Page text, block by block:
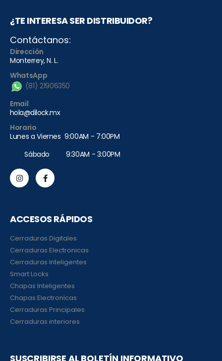
¿TE INTERESA SER DISTRIBUIDOR?
Contáctanos:
Dirección
Monterrey, N. L.
WhatsApp
(81) 21906350
Email
hola@dilock.mx
Horario
Lunes a Viernes 9:00AM - 7:00PM
Sábado 9:30AM - 3:00PM
ACCESOS RÁPIDOS
Cerraduras Digitales
Cerraduras Electronicas
Cerraduras Inteligentes
Smart Locks
Chapas Inteligentes
Chapas Electronicas
Cerraduras Principales
Cerraduras interiores
SUSCRIBIRSE AL BOLETÍN INFORMATIVO